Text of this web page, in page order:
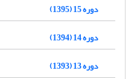
دوره 15 (1395)
دوره 14 (1394)
دوره 13 (1393)